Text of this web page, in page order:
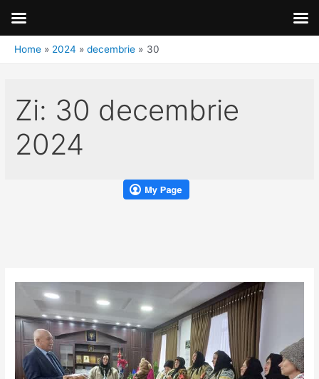
Home 2024 decembrie 30
Zi: 30 decembrie
2024